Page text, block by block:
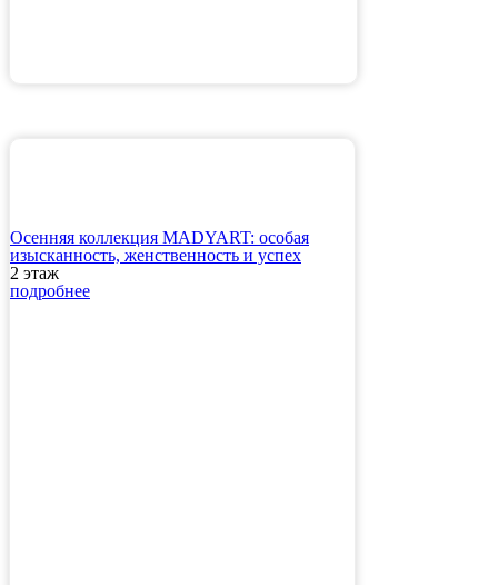
Осенняя коллекция MADYART: особая
изысканность, женственность и успех
2 этаж
подробнее